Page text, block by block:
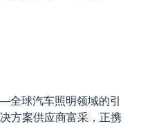
球汽车照明领域的引
方案供应商富采，正携